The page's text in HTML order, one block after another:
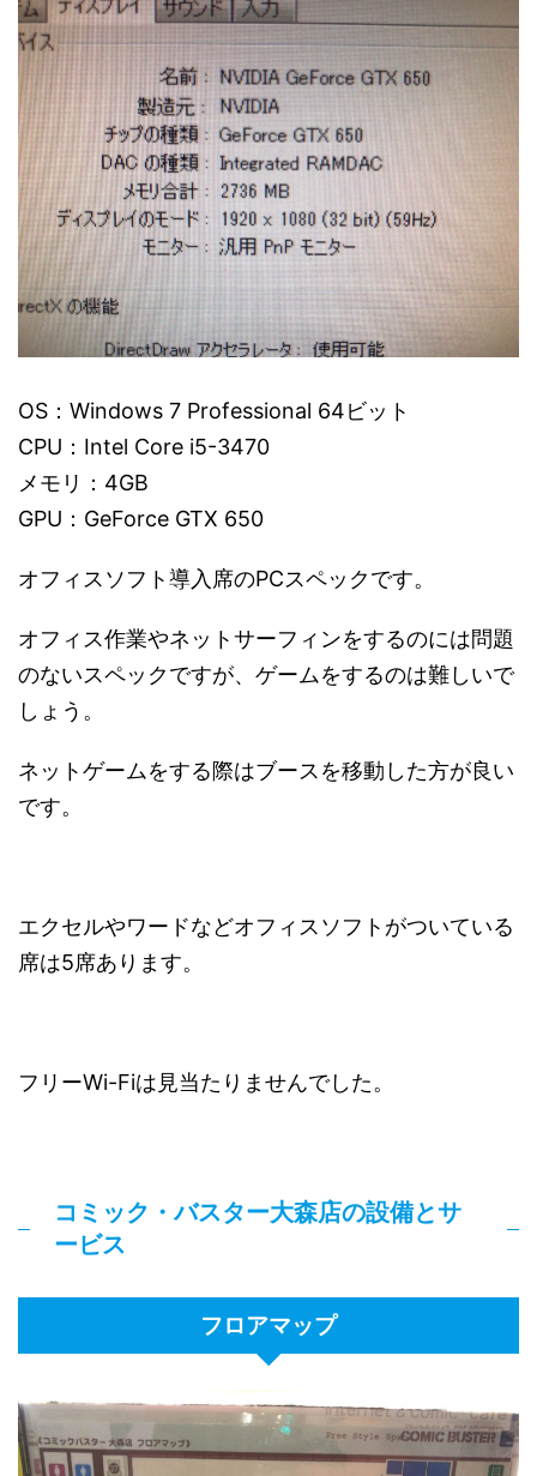
OS：Windows 7 Professional 64ビット
CPU：Intel Core i5-3470
メモリ：4GB
GPU：GeForce GTX 650
オフィスソフト導入席のPCスペックです。
オフィス作業やネットサーフィンをするのには問題
のないスペックですが、ゲームをするのは難しいで
しょう。
ネットゲームをする際はブースを移動した方が良い
です。
エクセルやワードなどオフィスソフトがついている
席は5席あります。
フリーWi-Fiは見当たりませんでした。
コミック・バスター大森店の設備とサ
ービス
フロアマップ